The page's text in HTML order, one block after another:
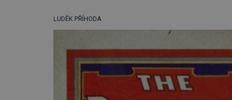
LUDĚK PŘÍHODA